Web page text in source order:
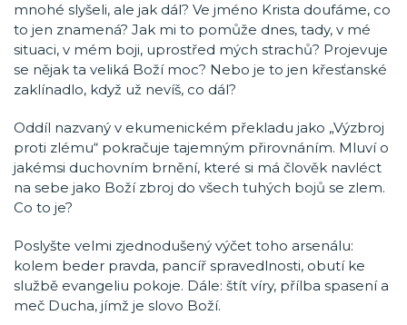
mnohé slyšeli, ale jak dál? Ve jméno Krista doufáme, co
to jen znamená? Jak mi to pomůže dnes, tady, v mé
situaci, v mém boji, uprostřed mých strachů? Projevuje
se nějak ta veliká Boží moc? Nebo je to jen křesťanské
zaklínadlo, když už nevíš, co dál?
Oddíl nazvaný v ekumenickém překladu jako „Výzbroj
proti zlému“ pokračuje tajemným přirovnáním. Mluví o
jakémsi duchovním brnění, které si má člověk navléct
na sebe jako Boží zbroj do všech tuhých bojů se zlem.
Co to je?
Poslyšte velmi zjednodušený výčet toho arsenálu:
kolem beder pravda, pancíř spravedlnosti, obutí ke
službě evangeliu pokoje. Dále: štít víry, přílba spasení a
meč Ducha, jímž je slovo Boží.